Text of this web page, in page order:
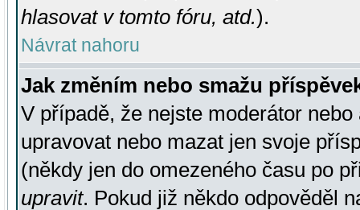
hlasovat v tomto fóru, atd.).
Návrat nahoru
Jak změním nebo smažu
V případě, že nejste moderátor
upravovat nebo mazat jen svoje
(někdy jen do omezeného času po
upravit. Pokud již někdo odpověděl